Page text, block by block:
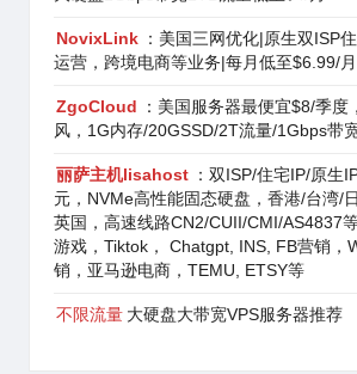
NovixLink ：美国三网优化|原生双ISP
运营，跨境电商等业务|每月低至$6.99/
ZgoCloud
：美国服务器最便宜$8/季度
风，1G内存/20GSSD/2T流量/1Gbps带
丽萨主机lisahost ：双ISP/住宅IP/原生
元，NVMe高性能固态硬盘，香港/台湾/
英国，高速线路CN2/CUII/CMI/AS4837
游戏，Tiktok， Chatgpt, INS, FB营销，
销，亚马逊电商，TEMU, ETSY等
不限流量 大硬盘大带宽VPS服务器推荐